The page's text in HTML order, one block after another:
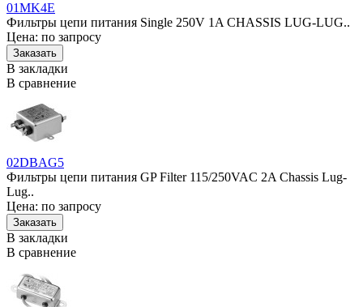
01MK4E
Фильтры цепи питания Single 250V 1A CHASSIS LUG-LUG..
Цена: по запросу
В закладки
В сравнение
02DBAG5
Фильтры цепи питания GP Filter 115/250VAC 2A Chassis Lug-
Lug..
Цена: по запросу
В закладки
В сравнение